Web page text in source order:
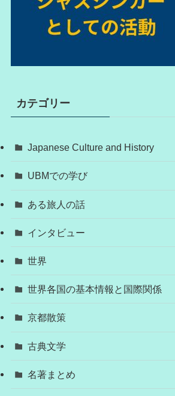
カテゴリー
Japanese Culture and History
UBMでの学び
ある旅人の話
インタビュー
世界
世界各国の基本情報と国際関係
京都散策
古典文学
名著まとめ